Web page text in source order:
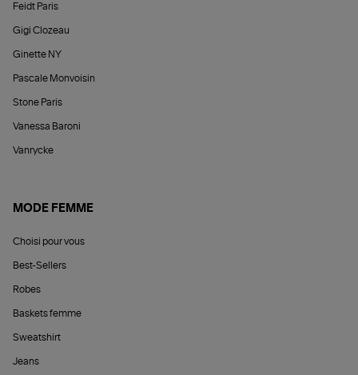
Feidt Paris
Gigi Clozeau
Ginette NY
Pascale Monvoisin
Stone Paris
Vanessa Baroni
Vanrycke
MODE FEMME
Choisi pour vous
Best-Sellers
Robes
Baskets femme
Sweatshirt
Jeans